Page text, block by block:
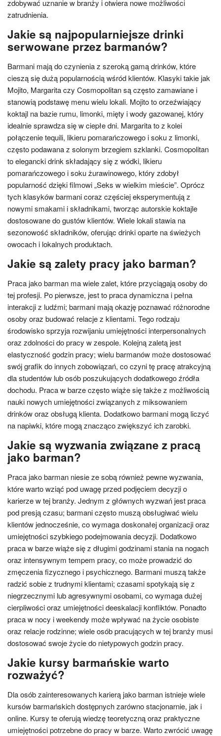
zdobywać uznanie w branży i otwiera nowe możliwości
zatrudnienia.
Jakie są najpopularniejsze drinki
serwowane przez barmanów?
Barmani mają do czynienia z szeroką gamą drinków, które
cieszą się dużą popularnością wśród klientów. Klasyki takie jak
Mojito, Margarita czy Cosmopolitan są często zamawiane i
stanowią podstawę menu wielu lokali. Mojito to orzeźwiający
koktajl na bazie rumu, limonki, mięty i wody gazowanej, który
idealnie sprawdza się w ciepłe dni. Margarita to z kolei
połączenie tequili, likieru pomarańczowego i soku z limonki,
często podawana z solonym brzegiem szklanki. Cosmopolitan
to elegancki drink składający się z wódki, likieru
pomarańczowego i soku żurawinowego, który zdobył
popularność dzięki filmowi „Seks w wielkim mieście”. Oprócz
tych klasyków barmani coraz częściej eksperymentują z
nowymi smakami i składnikami, tworząc autorskie koktajle
dostosowane do gustów klientów. Wiele lokali stawia na
sezonowość składników, oferując drinki oparte na świeżych
owocach i lokalnych produktach.
Jakie są zalety pracy jako barman?
Praca jako barman ma wiele zalet, które przyciągają osoby do
tej profesji. Po pierwsze, jest to praca dynamiczna i pełna
interakcji z ludźmi; barmani mają okazję poznawać różnorodne
osoby oraz budować relacje z klientami. Tego rodzaju
środowisko sprzyja rozwijaniu umiejętności interpersonalnych
oraz zdolności do pracy w zespole. Kolejną zaletą jest
elastyczność godzin pracy; wielu barmanów może dostosować
swój grafik do innych zobowiązań, co czyni tę pracę atrakcyjną
dla studentów lub osób poszukujących dodatkowego źródła
dochodu. Praca w barze często wiąże się także z możliwością
nauki nowych umiejętności związanych z miksowaniem
drinków oraz obsługą klienta. Dodatkowo barmani mogą liczyć
na napiwki, które mogą znacząco zwiększyć ich zarobki.
Jakie są wyzwania związane z pracą
jako barman?
Praca jako barman niesie ze sobą również pewne wyzwania,
które warto wziąć pod uwagę przed podjęciem decyzji o
karierze w tej branży. Jednym z głównych wyzwań jest praca
pod presją czasu; barmani często muszą obsługiwać wielu
klientów jednocześnie, co wymaga doskonałej organizacji oraz
umiejętności szybkiego podejmowania decyzji. Dodatkowo
praca w barze wiąże się z długimi godzinami stania na nogach
oraz intensywnym tempem pracy, co może prowadzić do
zmęczenia fizycznego i psychicznego. Barmani muszą także
radzić sobie z trudnymi klientami; czasami spotykają się z
niegrzecznymi lub agresywnymi osobami, co wymaga dużej
cierpliwości oraz umiejętności deeskalacji konfliktów. Ponadto
praca w nocy i weekendy może wpływać na życie osobiste
oraz relacje rodzinne; wiele osób pracujących w tej branży musi
dostosować swoje życie do nietypowych godzin pracy.
Jakie kursy barmańskie warto
rozważyć?
Dla osób zainteresowanych karierą jako barman istnieje wiele
kursów barmańskich dostępnych zarówno stacjonarnie, jak i
online. Kursy te oferują wiedzę teoretyczną oraz praktyczne
umiejętności potrzebne do pracy w barze. Warto zwrócić uwagę